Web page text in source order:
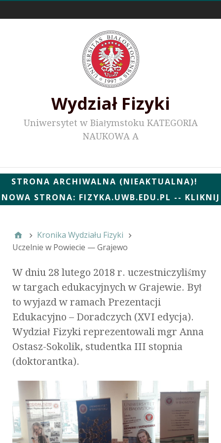
Wydział Fizyki
Uniwersytet w Białymstoku KATEGORIA
NAUKOWA A
STRONA ARCHIWALNA (NIEAKTUALNA)!
NOWA STRONA: FIZYKA.UWB.EDU.PL -- KLIKNIJ
Kronika Wydziału Fizyki
Uczelnie w Powiecie — Grajewo
W dniu 28 lutego 2018 r. uczestniczyliśmy
w targach edukacyjnych w Grajewie. Był
to wyjazd w ramach Prezentacji
Edukacyjno – Doradczych (XVI edycja).
Wydział Fizyki reprezentowali mgr Anna
Ostasz-Sokolik, studentka III stopnia
(doktorantka).